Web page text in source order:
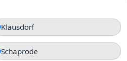
Klausdorf
Schaprode